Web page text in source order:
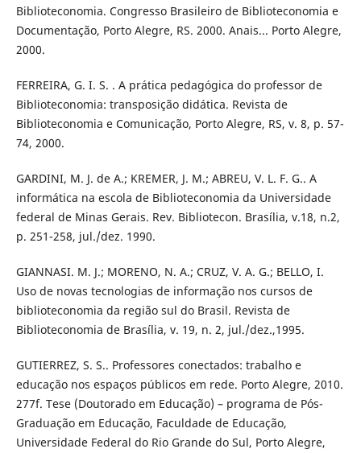
Biblioteconomia. Congresso Brasileiro de Biblioteconomia e
Documentação, Porto Alegre, RS. 2000. Anais... Porto Alegre,
2000.
FERREIRA, G. I. S. . A prática pedagógica do professor de
Biblioteconomia: transposição didática. Revista de
Biblioteconomia e Comunicação, Porto Alegre, RS, v. 8, p. 57-
74, 2000.
GARDINI, M. J. de A.; KREMER, J. M.; ABREU, V. L. F. G.. A
informática na escola de Biblioteconomia da Universidade
federal de Minas Gerais. Rev. Bibliotecon. Brasília, v.18, n.2,
p. 251-258, jul./dez. 1990.
GIANNASI. M. J.; MORENO, N. A.; CRUZ, V. A. G.; BELLO, I.
Uso de novas tecnologias de informação nos cursos de
biblioteconomia da região sul do Brasil. Revista de
Biblioteconomia de Brasília, v. 19, n. 2, jul./dez.,1995.
GUTIERREZ, S. S.. Professores conectados: trabalho e
educação nos espaços públicos em rede. Porto Alegre, 2010.
277f. Tese (Doutorado em Educação) – programa de Pós-
Graduação em Educação, Faculdade de Educação,
Universidade Federal do Rio Grande do Sul, Porto Alegre,